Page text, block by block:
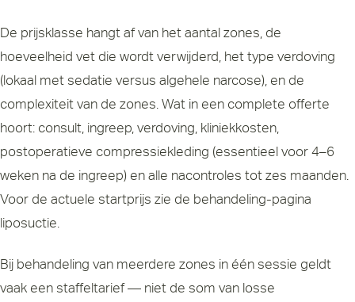
De prijsklasse hangt af van het aantal zones, de
hoeveelheid vet die wordt verwijderd, het type verdoving
(lokaal met sedatie versus algehele narcose), en de
complexiteit van de zones. Wat in een complete offerte
hoort: consult, ingreep, verdoving, kliniekkosten,
postoperatieve compressiekleding (essentieel voor 4–6
weken na de ingreep) en alle nacontroles tot zes maanden.
Voor de actuele startprijs zie de behandeling-pagina
liposuctie
Bij behandeling van meerdere zones in één sessie geldt
vaak een staffeltarief — niet de som van losse